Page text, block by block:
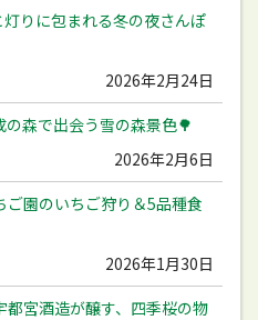
りに包まれる冬の夜さんぽ
2026年2月24日
森で出会う雪の森景色🌳
2026年2月6日
ご園のいちご狩り＆5品種食
2026年1月30日
宮酒造が醸す、四季桜の物